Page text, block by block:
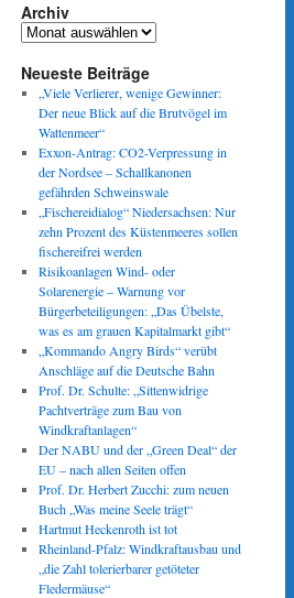
Archiv
Archiv
Neueste Beiträge
„Viele Verlierer, wenige Gewinner:
Der neue Blick auf die Brutvögel im
Wattenmeer“
Exxon-Antrag: CO2-Verpressung in
der Nordsee – Schallkanonen
gefährden Schweinswale
„Fischereidialog“ Niedersachsen: Nur
zehn Prozent des Küstenmeeres sollen
fischereifrei werden
Risikoanlagen Wind- oder
Solarenergie – Warnung vor
Bürgerbeteiligungen: „Das Übelste,
was es am grauen Kapitalmarkt gibt“
„Kommando Angry Birds“ verübt
Anschläge auf die Deutsche Bahn
Prof. Dr. Schulte: „Sittenwidrige
Pachtverträge zum Bau von
Windkraftanlagen“
Der NABU und der „Green Deal“ der
EU – nach allen Seiten offen
Prof. Dr. Herbert Zucchi: zum neuen
Buch „Was meine Seele trägt“
Hartmut Heckenroth ist tot
Rheinland-Pfalz: Windkraftausbau und
„die Zahl tolerierbarer getöteter
Fledermäuse“